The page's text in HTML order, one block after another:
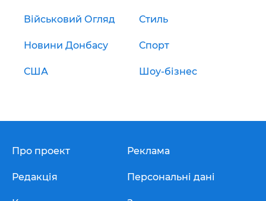
Військовий Огляд Стиль
Новини Донбасу Спорт
США Шоу-бізнес
Про проект
Редакція
Реклама
Персональні дані